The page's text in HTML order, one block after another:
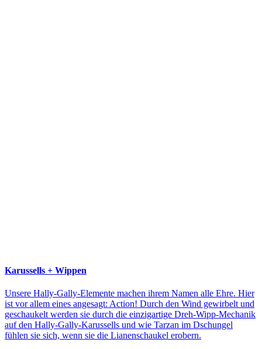
Karussells + Wippen
Unsere Hally-Gally-Elemente machen ihrem Namen alle Ehre. Hier
ist vor allem eines angesagt: Action! Durch den Wind gewirbelt und
geschaukelt werden sie durch die einzigartige Dreh-Wipp-Mechanik
auf den Hally-Gally-Karussells und wie Tarzan im Dschungel
fühlen sie sich, wenn sie die Lianenschaukel erobern.